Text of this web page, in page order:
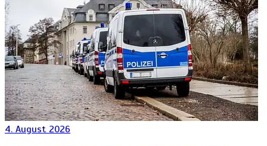
4. August 2026